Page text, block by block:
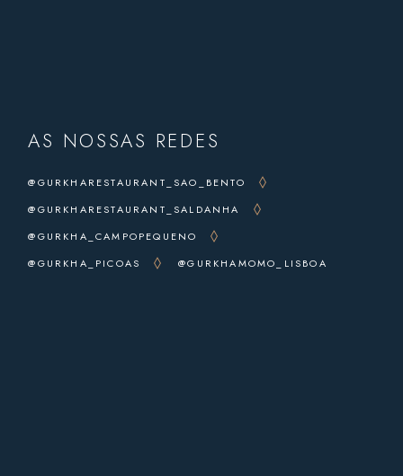
AS NOSSAS REDES
@GURKHARESTAURANT_SAO_BENTO
@GURKHARESTAURANT_SALDANHA
@GURKHA_CAMPOPEQUENO
@GURKHA_PICOAS
@GURKHAMOMO_LISBOA